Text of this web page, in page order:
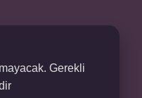
Gerekli